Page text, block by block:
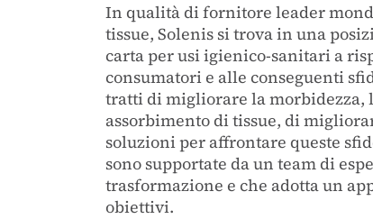
In qualità di fornitore leader
tissue, Solenis si trova in una
carta per usi igienico-sanitari a
consumatori e alle conseguenti
tratti di migliorare la morbidezza,
assorbimento di tissue, di
soluzioni per affrontare queste
sono supportate da un team di
trasformazione e che adotta un
obiettivi.